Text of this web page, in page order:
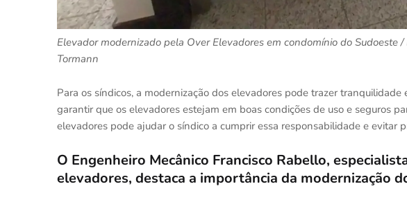
Elevador modernizado pela Over Elevadores em condomínio do Sudoeste
Tormann
Para os síndicos, a modernização dos elevadores pode trazer
garantir que os elevadores estejam em boas condições de uso e seguros
elevadores pode ajudar o síndico a cumprir essa responsabilidade e evitar
O Engenheiro Mecânico Francisco Rabello,
elevadores, destaca a importância da modernização